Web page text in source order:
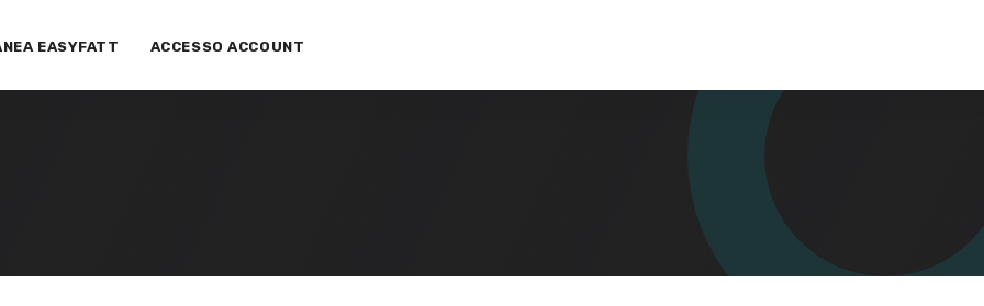
EASYFATT ACCESSO ACCOUNT